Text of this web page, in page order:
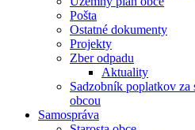
Pošta
Ostatné dokumenty
Projekty
Zber odpadu
Aktuality
Sadzobník poplatkov
obcou
Samospráva